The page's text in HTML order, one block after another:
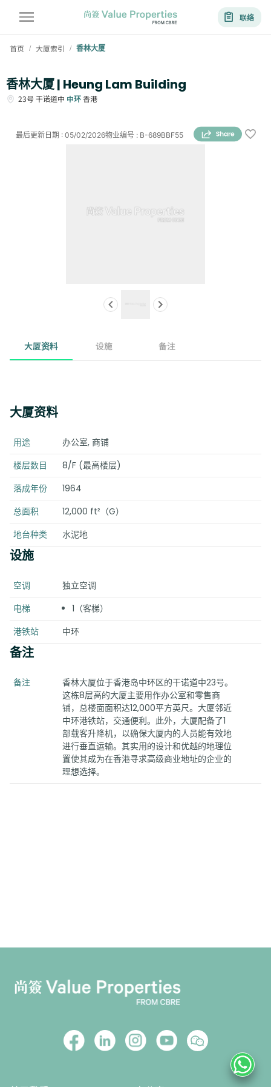
联络
首页 / 大厦索引 / 香林大厦
香林大厦 | Heung Lam Building
23号 干诺道中 中环香港
物业编号 : B-689BBF55
最后更新日期 : 05/02/2026
大厦资料 设施 备注
大厦资料
用途
办公室, 商铺
楼层数目
8/F (最高楼层)
落成年份
1964
总面积
12,000 ft²（G）
地台种类
水泥地
设施
空调
独立空调
电梯
1（客梯）
港铁站
中环
备注
备注
香林大厦位于香港岛中环区的干诺道中23号。
这栋8层高的大厦主要用作办公室和零售商
铺，总楼面面积达12,000平方英尺。大厦邻近
中环港铁站，交通便利。此外，大厦配备了1
部载客升降机，以确保大厦内的人员能有效地
进行垂直运输。其实用的设计和优越的地理位
置使其成为在香港寻求高级商业地址的企业的
理想选择。